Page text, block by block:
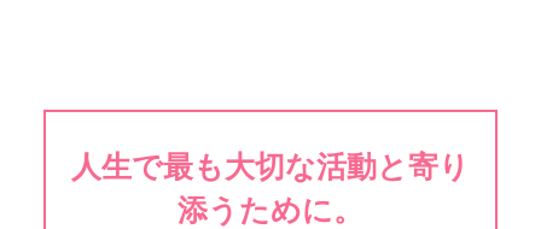
人生で最も大切な活動と寄り
添うために。